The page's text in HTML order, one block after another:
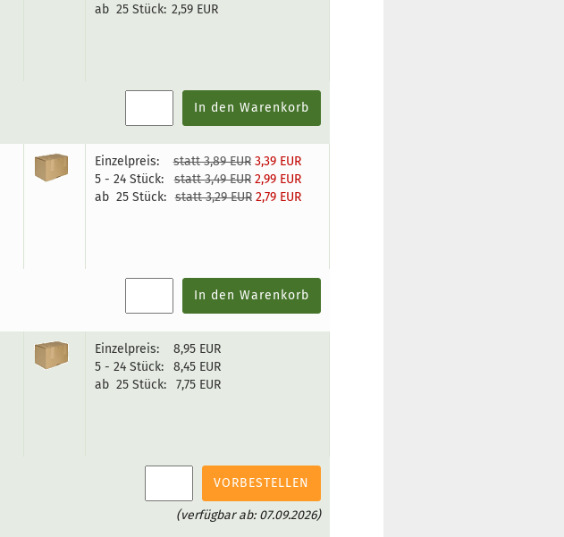
ab 25 Stück: 2,59 EUR
In den Warenkorb
Einzelpreis: statt 3,89 EUR 3,39 EUR
5 - 24 Stück:
statt 3,49 EUR 2,99 EUR
ab 25 Stück: statt 3,29 EUR 2,79 EUR
In den Warenkorb
Einzelpreis:
8,95 EUR
5 - 24 Stück:
8,45 EUR
ab 25 Stück:
7,75 EUR
VORBESTELLEN
(verfügbar ab: 07.09.2026)